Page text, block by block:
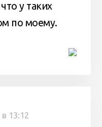
у таких
по моему.
13:12